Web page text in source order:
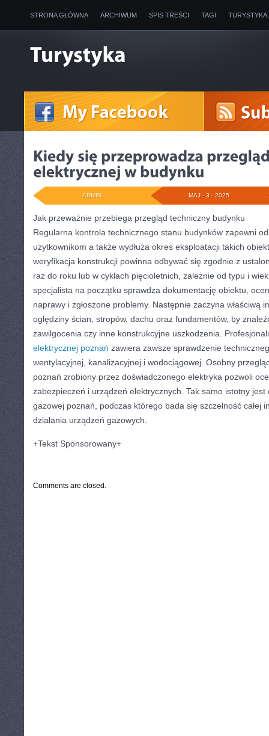
STRONA GŁÓWNA ARCHIWUM SPIS TREŚCI TAGI
MAJ - 3 - 2025
ADMIN
Jak przeważnie przebiega przegląd techniczny budynku
Regularna kontrola technicznego stanu budynków zapewni
użytkownikom a także wydłuża okres eksploatacji takich
weryfikacja konstrukcji powinna odbywać się zgodnie z
raz do roku lub w cyklach pięcioletnich, zależnie od typu i
specjalista na początku sprawdza dokumentację obiektu,
naprawy i zgłoszone problemy. Następnie zaczyna właściwą
oględziny ścian, stropów, dachu oraz fundamentów, by
zawilgocenia czy inne konstrukcyjne uszkodzenia.
elektrycznej poznań zawiera zawsze sprawdzenie
wentylacyjnej, kanalizacyjnej i wodociągowej. Osobny
poznań zrobiony przez doświadczonego elektryka pozwoli
zabezpieczeń i urządzeń elektrycznych. Tak samo istotny
gazowej poznań, podczas którego bada się szczelność całej
działania urządzeń gazowych.
+Tekst Sponsorowany+
Comments are closed.